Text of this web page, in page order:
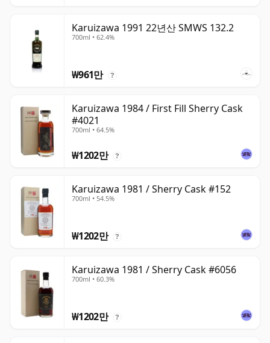
Karuizawa 1991 22년산 SMWS 132.2
700ml • 62.4%
₩961만 ?
Karuizawa 1984 / First Fill Sherry Cask
#4021
700ml • 64.5%
₩1202만 ?
Karuizawa 1981 / Sherry Cask #152
700ml • 54.5%
₩1202만 ?
Karuizawa 1981 / Sherry Cask #6056
700ml • 60.3%
₩1202만 ?